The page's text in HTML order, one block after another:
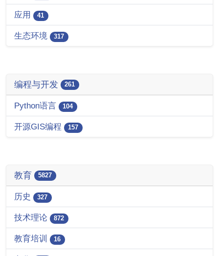
应用 41
生态环境 317
编程与开发 261
Python语言 104
开源GIS编程 157
教育 5827
历史 327
技术理论 872
教育培训 16